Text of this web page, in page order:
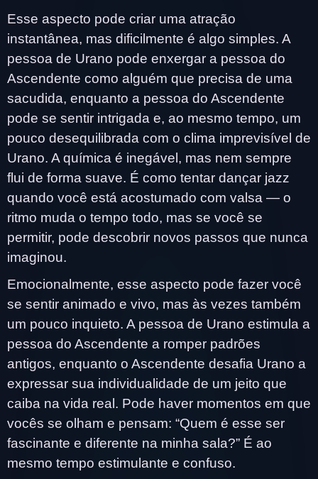
Esse aspecto pode criar uma atração
instantânea, mas dificilmente é algo simples. A
pessoa de Urano pode enxergar a pessoa do
Ascendente como alguém que precisa de uma
sacudida, enquanto a pessoa do Ascendente
pode se sentir intrigada e, ao mesmo tempo, um
pouco desequilibrada com o clima imprevisível de
Urano. A química é inegável, mas nem sempre
flui de forma suave. É como tentar dançar jazz
quando você está acostumado com valsa — o
ritmo muda o tempo todo, mas se você se
permitir, pode descobrir novos passos que nunca
imaginou.
Emocionalmente, esse aspecto pode fazer você
se sentir animado e vivo, mas às vezes também
um pouco inquieto. A pessoa de Urano estimula a
pessoa do Ascendente a romper padrões
antigos, enquanto o Ascendente desafia Urano a
expressar sua individualidade de um jeito que
caiba na vida real. Pode haver momentos em que
vocês se olham e pensam: “Quem é esse ser
fascinante e diferente na minha sala?” É ao
mesmo tempo estimulante e confuso.